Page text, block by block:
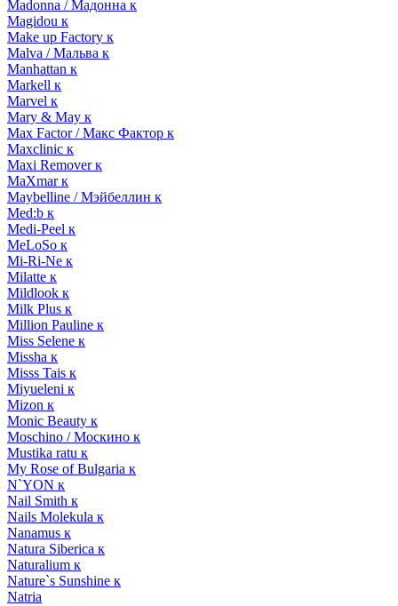
Madonna / Мадонна к
Magidou к
Make up Factory к
Malva / Мальва к
Manhattan к
Markell к
Marvel к
Mary & May к
Max Factor / Макс Фактор к
Maxclinic к
Maxi Remover к
MaXmar к
Maybelline / Мэйбеллин к
Med:b к
Medi-Peel к
MeLoSo к
Mi-Ri-Ne к
Milatte к
Mildlook к
Milk Plus к
Million Pauline к
Miss Selene к
Missha к
Misss Tais к
Miyueleni к
Mizon к
Monic Beauty к
Moschino / Москино к
Mustika ratu к
My Rose of Bulgaria к
N`YON к
Nail Smith к
Nails Molekula к
Nanamus к
Natura Siberica к
Naturalium к
Nature`s Sunshine к
Natria